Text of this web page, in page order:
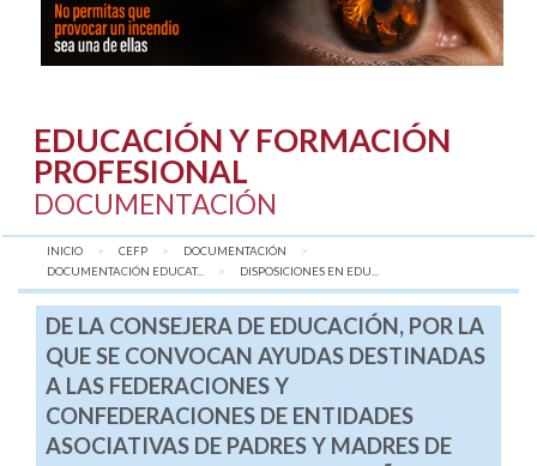
EDUCACIÓN Y FORMACIÓN
PROFESIONAL
DOCUMENTACIÓN
INICIO CEFP
DOCUMENTACIÓN
DOCUMENTACIÓN EDUCAT...
AQUÍ:
DISPOSICIONES EN EDU...
DE LA CONSEJERA DE EDUCACIÓN, POR LA
QUE SE CONVOCAN AYUDAS DESTINADAS
A LAS FEDERACIONES Y
CONFEDERACIONES DE ENTIDADES
ASOCIATIVAS DE PADRES Y MADRES DE